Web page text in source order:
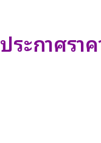
ประกาศรา